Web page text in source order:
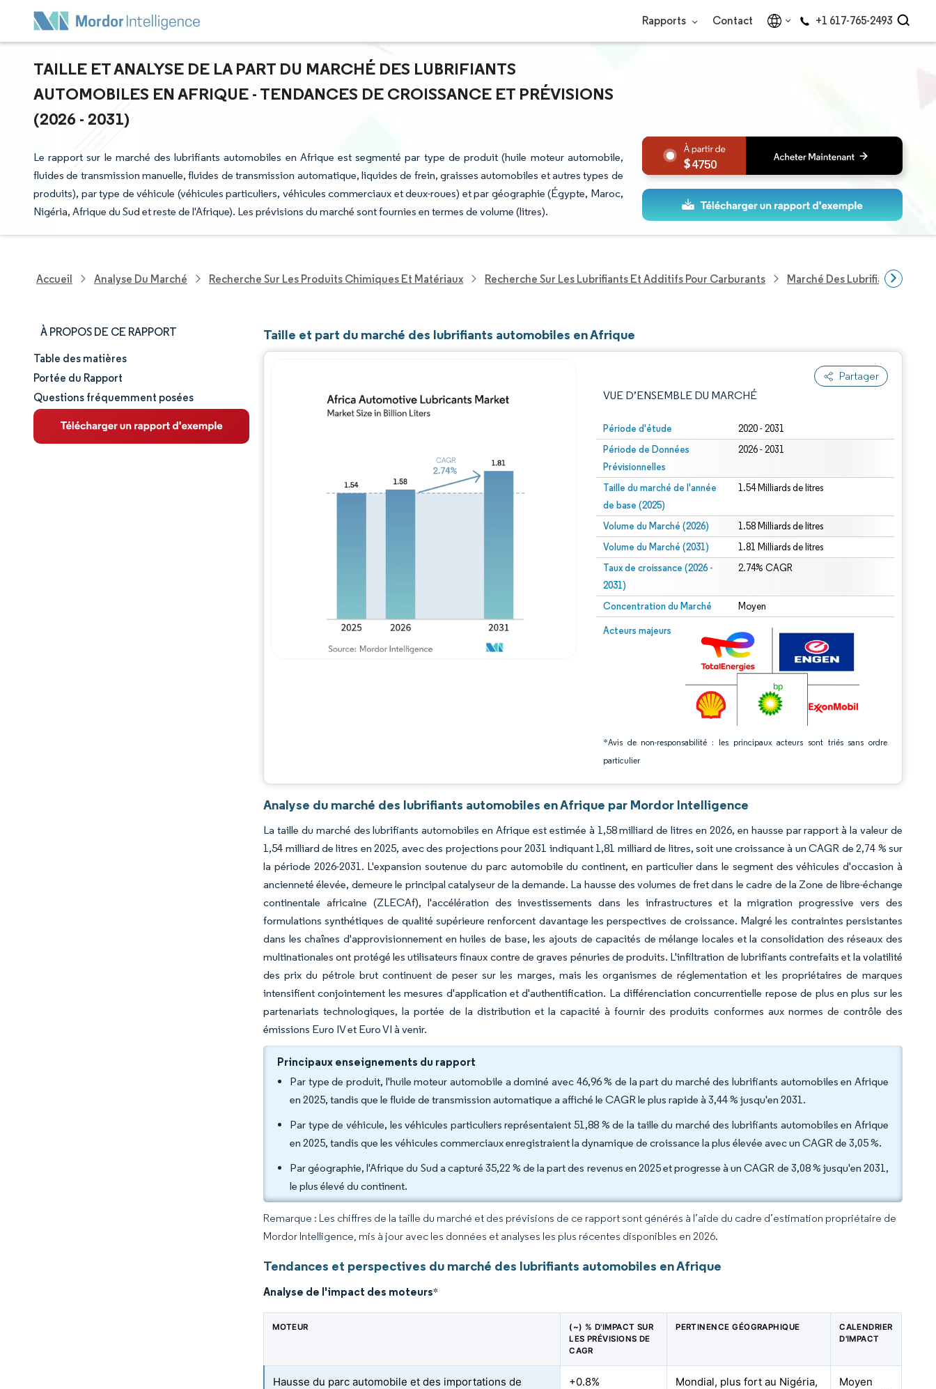
Rapports Contact +1 617-765-2493
TAILLE ET ANALYSE DE LA PART DU MARCHÉ DES LUBRIFIANTS
AUTOMOBILES EN AFRIQUE - TENDANCES DE CROISSANCE ET PRÉVISIONS
(2026 - 2031)
Le rapport sur le marché des lubrifiants automobiles en Afrique est segmenté par type de produit (huile moteur automobile,
fluides de transmission manuelle, fluides de transmission automatique, liquides de frein, graisses automobiles et autres types de
produits), par type de véhicule (véhicules particuliers, véhicules commerciaux et deux-roues) et par géographie (Égypte, Maroc,
Nigéria, Afrique du Sud et reste de l'Afrique). Les prévisions du marché sont fournies en termes de volume (litres).
4750
Accueil Analyse Du Marché Recherche Sur Les Produits Chimiques Et Matériaux Recherche Sur Les Lubrifiants Et Additifs Pour Carburants Marché Des Lubrifiants
À PROPOS DE CE RAPPORT
Taille et part de marché
Analyse du marché
Tendances et perspectives
Table des matières
Portée du Rapport
Questions fréquemment posées
Taille et part du marché des lubrifiants automobiles en Afrique
Partager
VUE D’ENSEMBLE DU MARCHÉ
Période d'étude 2020 - 2031
Période de Données
Prévisionnelles
2026 - 2031
Taille du marché de l'année
de base (2025)
1.54 Milliards de litres
Volume du Marché (2026) 1.58 Milliards de litres
Volume du Marché (2031) 1.81 Milliards de litres
Taux de croissance (2026 -
2031)
2.74% CAGR
Concentration du Marché Moyen
Acteurs majeurs
*Avis de non-responsabilité : les principaux acteurs sont triés sans ordre
particulier
Image © Mordor Intelligence. La réutilisation nécessite une attribution sous CC BY 4.0.
Image © Mordor Intelligence. La réutilisation nécessite une attribution sous CC BY 4.0.
Analyse du marché des lubrifiants automobiles en Afrique par Mordor Intelligence
La taille du marché des lubrifiants automobiles en Afrique est estimée à 1,58 milliard de litres en 2026, en hausse par rapport à la valeur de
1,54 milliard de litres en 2025, avec des projections pour 2031 indiquant 1,81 milliard de litres, soit une croissance à un CAGR de 2,74 % sur
la période 2026-2031. L'expansion soutenue du parc automobile du continent, en particulier dans le segment des véhicules d'occasion à
ancienneté élevée, demeure le principal catalyseur de la demande. La hausse des volumes de fret dans le cadre de la Zone de libre-échange
continentale africaine (ZLECAf), l'accélération des investissements dans les infrastructures et la migration progressive vers des
formulations synthétiques de qualité supérieure renforcent davantage les perspectives de croissance. Malgré les contraintes persistantes
dans les chaînes d'approvisionnement en huiles de base, les ajouts de capacités de mélange locales et la consolidation des réseaux des
multinationales ont protégé les utilisateurs finaux contre de graves pénuries de produits. L'infiltration de lubrifiants contrefaits et la volatilité
des prix du pétrole brut continuent de peser sur les marges, mais les organismes de réglementation et les propriétaires de marques
intensifient conjointement les mesures d'application et d'authentification. La différenciation concurrentielle repose de plus en plus sur les
partenariats technologiques, la portée de la distribution et la capacité à fournir des produits conformes aux normes de contrôle des
émissions Euro IV et Euro VI à venir.
Principaux enseignements du rapport
Par type de produit, l'huile moteur automobile a dominé avec 46,96 % de la part du marché des lubrifiants automobiles en Afrique
en 2025, tandis que le fluide de transmission automatique a affiché le CAGR le plus rapide à 3,44 % jusqu'en 2031.
Par type de véhicule, les véhicules particuliers représentaient 51,88 % de la taille du marché des lubrifiants automobiles en Afrique
en 2025, tandis que les véhicules commerciaux enregistraient la dynamique de croissance la plus élevée avec un CAGR de 3,05 %.
Par géographie, l'Afrique du Sud a capturé 35,22 % de la part des revenus en 2025 et progresse à un CAGR de 3,08 % jusqu'en 2031,
le plus élevé du continent.
Remarque : Les chiffres de la taille du marché et des prévisions de ce rapport sont générés à l’aide du cadre d’estimation propriétaire de
Mordor Intelligence, mis à jour avec les données et analyses les plus récentes disponibles en 2026.
Tendances et perspectives du marché des lubrifiants automobiles en Afrique
Analyse de l'impact des moteurs*
MOTEUR
(~) % D'IMPACT SUR
LES PRÉVISIONS DE
CAGR
PERTINENCE GÉOGRAPHIQUE
CALENDRIER
D'IMPACT
Hausse du parc automobile et des importations de
+0.8%
Mondial, plus fort au Nigéria,
Moyen